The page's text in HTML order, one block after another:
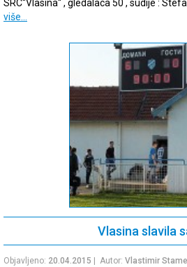
SRC“Vlasina“ , gledalaca 50 , sudije :
više…
Vlasina slavila
Objavljeno: 20.04.2015 | Autor: Vlastimir